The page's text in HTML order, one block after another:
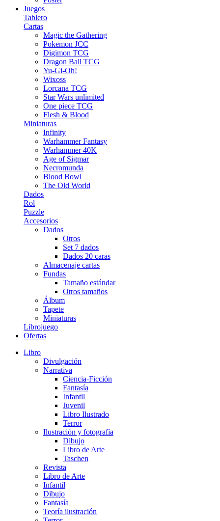
Juegos
Tablero
Cartas
Magic the Gathering
Pokemon JCC
Digimon TCG
Dragon Ball TCG
Yu-Gi-Oh!
Wixoss
Lorcana TCG
Star Wars unlimited
One piece TCG
Flesh & Blood
Miniaturas
Infinity
Warhammer Fantasy
Warhammer 40K
Age of Sigmar
Necromunda
Blood Bowl
The Old World
Dados
Rol
Puzzle
Accesorios
Dados
Otros
Set 7 dados
Dados 20 caras
Almacenaje cartas
Fundas
Tamaño estándar
Otros tamaños
Álbum
Tapete
Miniaturas
Librojuego
Ofertas
Libro
Divulgación
Narrativa
Ciencia-Ficción
Fantasía
Infantil
Juvenil
Libro Ilustrado
Terror
Ilustración y fotografía
Dibujo
Libro de Arte
Taschen
Revista
Libro de Arte
Infantil
Dibujo
Fantasía
Teoría ilustración